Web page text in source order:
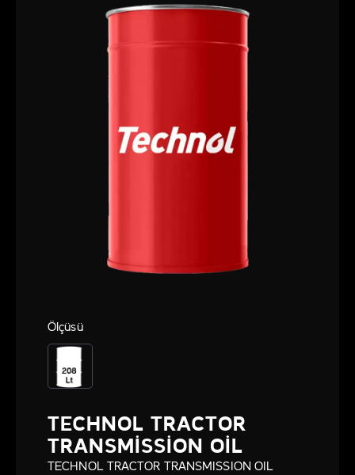
TECHNOL TRACTOR
TRANSMISSION OIL
TECHNOL TRACTOR TRANSMISSION OIL
Ölçüsü